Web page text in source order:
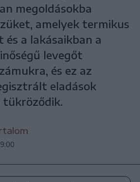
megoldásokba
amelyek termikus
és a lakásaikban a
levegőt
és ez az
eladások
tükröződik.